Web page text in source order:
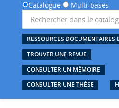
Catalogue Multi-bases
RESSOURCES DOCUMENTAIRES
TROUVER UNE REVUE
CONSULTER UN MÉMOIRE
CONSULTER UNE THÈSE